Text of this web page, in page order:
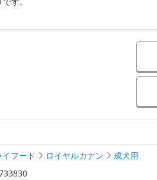
イフード ロイヤルカナン
成犬用